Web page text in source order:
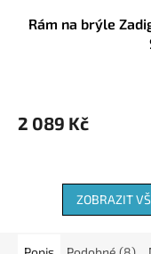
Rám na brýle
2 089 Kč
ZOBRAZIT